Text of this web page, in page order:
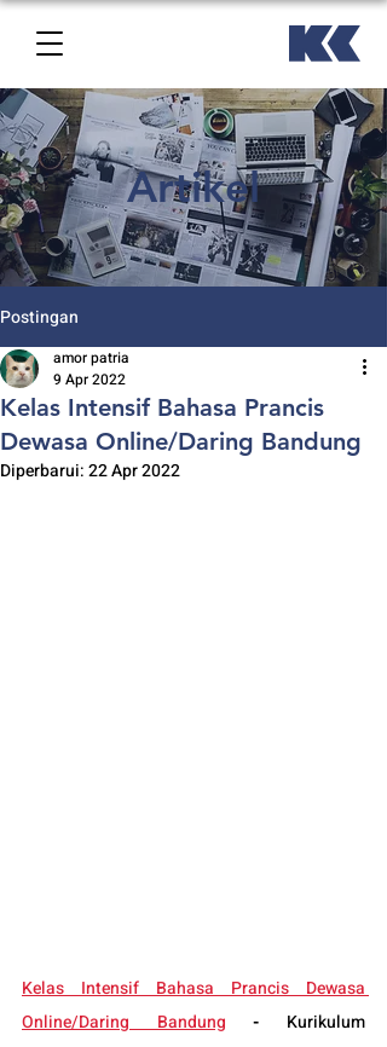
Artikel
Postingan
Kelas Intensif Bahasa Prancis
Dewasa Online/Daring Bandung
amor patria
9 Apr 2022
Diperbarui:22 Apr 2022
Kelas Intensif Bahasa Prancis Dewasa
Online/Daring Bandung
-
Kurikulum